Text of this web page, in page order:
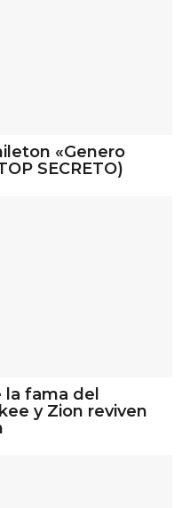
«Genero
SECRETO)
la fama del
y Zion reviven